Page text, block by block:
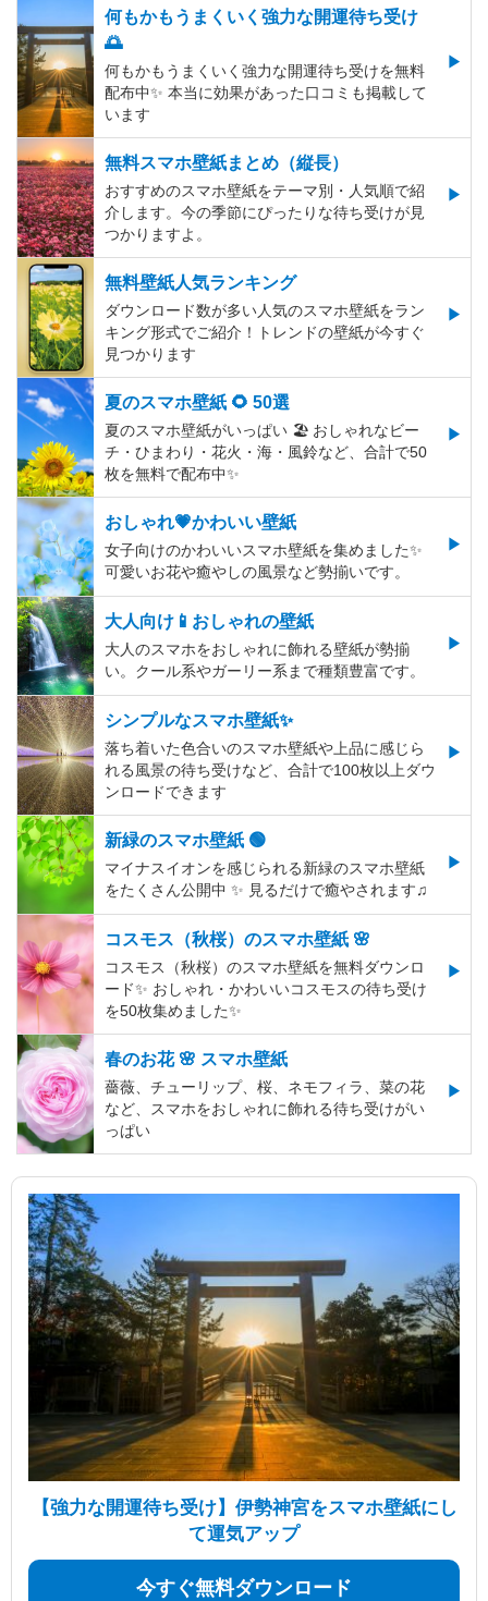
何もかもうまくいく強力な開運待ち受け
🌅
何もかもうまくいく強力な開運待ち受けを無料
配布中✨️ 本当に効果があった口コミも掲載して
います
無料スマホ壁紙まとめ（縦長）
おすすめのスマホ壁紙をテーマ別・人気順で紹
介します。今の季節にぴったりな待ち受けが見
つかりますよ。
無料壁紙人気ランキング
ダウンロード数が多い人気のスマホ壁紙をラン
キング形式でご紹介！トレンドの壁紙が今すぐ
見つかります
夏のスマホ壁紙 🌻 50選
夏のスマホ壁紙がいっぱい 🏖 おしゃれなビー
チ・ひまわり・花火・海・風鈴など、合計で50
枚を無料で配布中✨
おしゃれ💗かわいい壁紙
女子向けのかわいいスマホ壁紙を集めました✨
可愛いお花や癒やしの風景など勢揃いです。
大人向け📱おしゃれの壁紙
大人のスマホをおしゃれに飾れる壁紙が勢揃
い。クール系やガーリー系まで種類豊富です。
シンプルなスマホ壁紙✨
落ち着いた色合いのスマホ壁紙や上品に感じら
れる風景の待ち受けなど、合計で100枚以上ダウ
ンロードできます
新緑のスマホ壁紙 🟢
マイナスイオンを感じられる新緑のスマホ壁紙
をたくさん公開中 ✨ 見るだけで癒やされます♫
コスモス（秋桜）のスマホ壁紙 🌸
コスモス（秋桜）のスマホ壁紙を無料ダウンロ
ード✨️ おしゃれ・かわいいコスモスの待ち受け
を50枚集めました✨️
春のお花 🌸 スマホ壁紙
薔薇、チューリップ、桜、ネモフィラ、菜の花
など、スマホをおしゃれに飾れる待ち受けがい
っぱい
【強力な開運待ち受け】伊勢神宮をスマホ壁紙にし
て運気アップ
今すぐ無料ダウンロード